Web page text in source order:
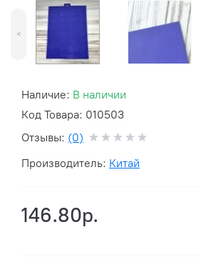
Наличие: В наличии
Код Товара: 010503
Отзывы: (0)
Производитель: Китай
<
146.80р.